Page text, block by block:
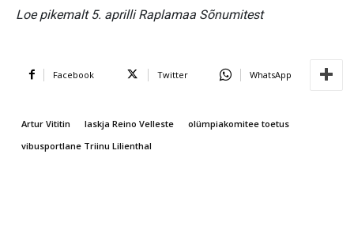
Loe pikemalt 5. aprilli Raplamaa Sõnumitest
Facebook Twitter WhatsApp
Artur Vititin laskja Reino Velleste
olümpiakomitee toetus
vibusportlane Triinu Lilienthal